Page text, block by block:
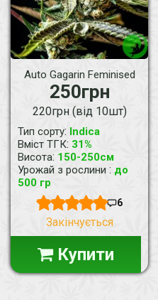
Auto Gagarin Feminised
250грн
220грн (від 10шт)
Тип сорту: Indica
Вміст ТГК: 31%
Висота: 150-250см
Урожай з рослини : до
500 гр
6
Закінчується
Купити